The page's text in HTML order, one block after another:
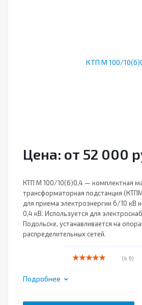
Цена: от 52 000
КТП М 100/10(6)0,4 — комплектная
трансформаторная подстанция
для приема электроэнергии 6/10 кВ
0,4 кВ. Используется для
Подольске, устанавливается на
распределительных сетей.
(4.9)
Подробнее